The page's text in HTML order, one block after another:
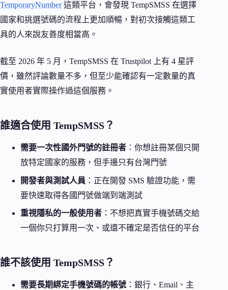
TemporaryNumber這類平台，會發現 TempSMSS 在選擇
國家和挑選號碼的流程上更加順暢，對初次接觸這類工
具的人來說友善度相當高。
截至 2026 年 5 月，TempSMSS 在 Trustpilot 上有 4 星評
價，雖然評論數量不多，但至少能確認有一定數量的真
實使用者實際操作過這個服務。
誰適合使用 TempSMSS？
需要一次性國外門號的註冊者 ：你想註冊某個只開
放特定國家的服務，但手邊只有台灣門號
開發者與測試人員 ：正在開發 SMS 驗證功能，需
要快速取得各國門號做端到端測試
重視隱私的一般使用者 ：不想把真實手機號碼交給
一個你只打算用一次、或還不確定是否信任的平台
誰不該使用 TempSMSS？
需要長期綁定手機號碼的帳號：銀行、Email、主